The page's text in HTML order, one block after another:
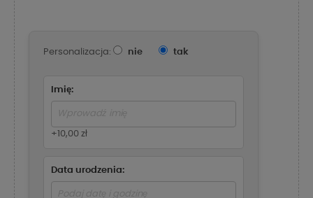
Personalizacja: nie tak
Imię:
+10,00 zł
Data urodzenia: